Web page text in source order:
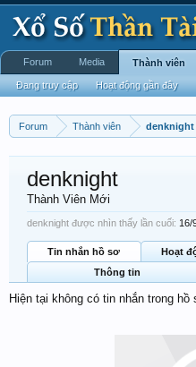
Forum Thành viên denknight
denknight
Thành Viên Mới
denknight được nhìn thấy lần cuối: 16/
Tin nhắn hồ sơ Hoạt
Thông tin
Hiện tại không có tin nhắn trong hồ
Forum Media Thành viên
Đang truy cập Hoạt động gần đây